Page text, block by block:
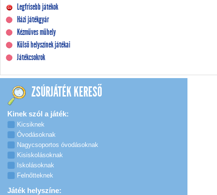
Legfrisebb játékok
Házi játékgyár
Kézműves műhely
Külső helyszínek játékai
Játékcsokrok
ZSÚRJÁTÉK KERESŐ
Kinek szól a játék:
Kicsiknek
Óvodásoknak
Nagycsoportos óvodásoknak
Kisiskolásoknak
Iskolásoknak
Felnőtteknek
Játék helyszíne: